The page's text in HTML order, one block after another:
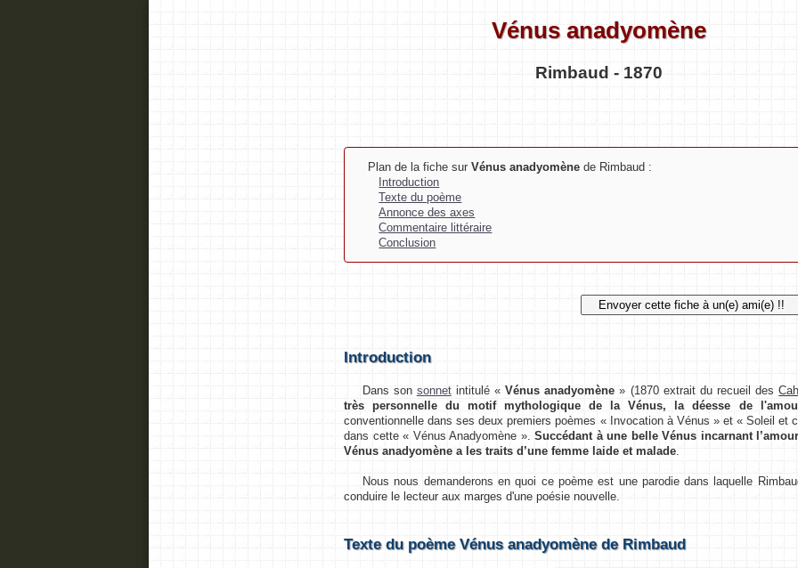
Vénus anadyomène
Rimbaud - 1870
Plan de la fiche sur Vénus anadyomènede Rimbaud :
Introduction
Texte du poème
Annonce des axes
Commentaire littéraire
Conclusion
Introduction
Dans son sonnetintitulé «Vénus anadyomène » (1870 extrait du recueil des
très personnelle du motif mythologique de la Vénus, la déesse de
conventionnelle dans ses deux premiers poèmes « Invocation à Vénus » et « Soleil et
dans cette « Vénus Anadyomène ».Succédant à une belle Vénus incarnant
Vénus anadyomène a les traits d’une femme laide et malade
Nous nous demanderons en quoi ce poème est une parodie dans laquelle
conduire le lecteur aux marges d'une poésie nouvelle.
Texte du poème Vénus anadyomène de Rimbaud